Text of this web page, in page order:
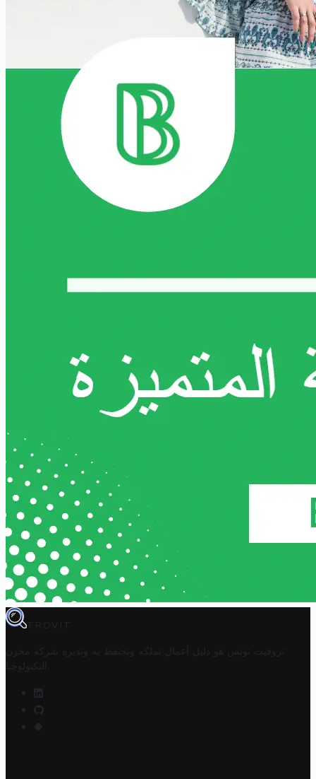
TROVIT
تروفيت تونس هو دليل أعمال تملكه وتحتفظ به وتديره
شركة مخزن
التكنولوجيا